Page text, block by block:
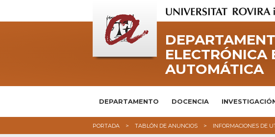
ELECTRÓNICA
AUTOMÁTICA
DEPARTAMENTO DOCENCIA
PORTADA TABLÓN DE ANUNCIOS INFORMACIONES DE